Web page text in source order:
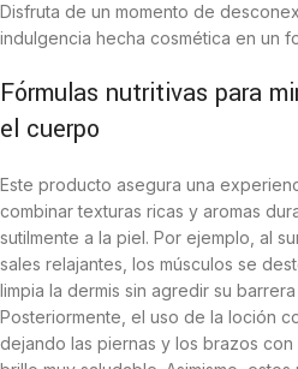
Disfruta de un momento de
indulgencia hecha cosmética en un
Fórmulas nutritivas para
el cuerpo
Este producto asegura una
combinar texturas ricas y aromas
sutilmente a la piel. Por ejemplo, al
sales relajantes, los músculos se
limpia la dermis sin agredir su
Posteriormente, el uso de la loción
dejando las piernas y los brazos